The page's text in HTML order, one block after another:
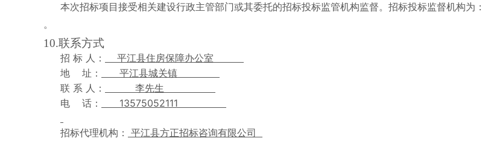
本次招标项目接受相关建设行政主管部门或其委托的招标投标监管机构监督。招标投标监督机构为
。
10.联系方式
招 标 人：
平江县住房保障办公室
地
址：
平江县城关镇
联 系 人：
李先生
电
话： 13575052111
招标代理机构：
平江县方正招标咨询有限公司